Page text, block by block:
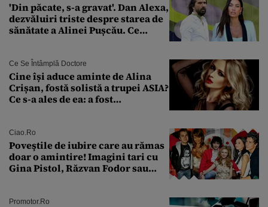
'Din păcate, s-a gravat'. Dan Alexa,
dezvăluiri triste despre starea de
sănătate a Alinei Pușcău. Ce
Ce Se Întâmplă Doctore
Cine își aduce aminte de Alina
Crișan, fostă solistă a trupei ASIA?
Ce s-a ales de ea: a fost
Ciao.ro
Poveştile de iubire care au rămas
doar o amintire! Imagini tari cu
Gina Pistol, Răzvan Fodor sau
Promotor.ro